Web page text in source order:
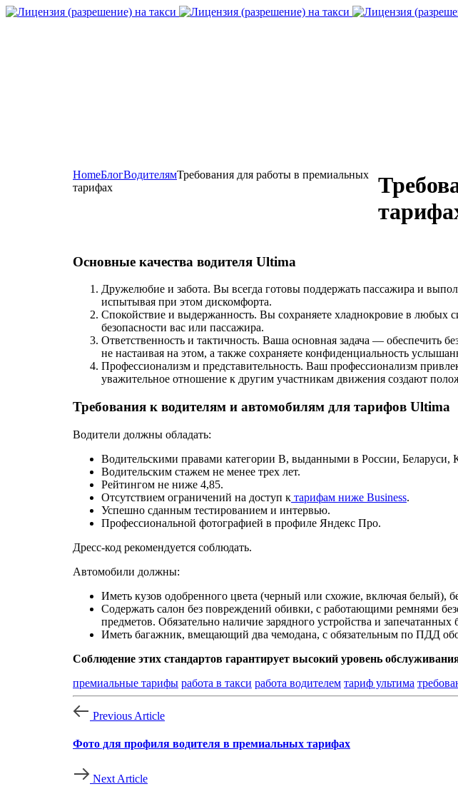
HomeБлогВодителямТребования для работы в премиальных
тарифах
Основные качества водителя Ultima
Дружелюбие и забота. Вы всегда готовы поддержать пассажира и
испытывая при этом дискомфорта.
Спокойствие и выдержанность. Вы сохраняете хладнокровие в любых
безопасности вас или пассажира.
Ответственность и тактичность. Ваша основная задача — обеспечить
не настаивая на этом, а также сохраняете конфиденциальность
Профессионализм и представительность. Ваш профессионализм
уважительное отношение к другим участникам движения создают
Требования к водителям и автомобилям для тарифов Ultima
Водители должны обладать:
Водительскими правами категории В, выданными в России,
Водительским стажем не менее трех лет.
Рейтингом не ниже 4,85.
Отсутствием ограничений на доступ к тарифам ниже Business.
Успешно сданным тестированием и интервью.
Профессиональной фотографией в профиле Яндекс Про.
Дресс-код рекомендуется соблюдать.
Автомобили должны:
Иметь кузов одобренного цвета (черный или схожие, включая белый),
Содержать салон без повреждений обивки, с работающими ремнями
предметов. Обязательно наличие зарядного устройства и
Иметь багажник, вмещающий два чемодана, с обязательным по ПДД
Соблюдение этих стандартов гарантирует высокий уровень
премиальные тарифы работа в такси работа водителем тариф ультима
Previous Article
Фото для профиля водителя в премиальных тарифах
Next Article